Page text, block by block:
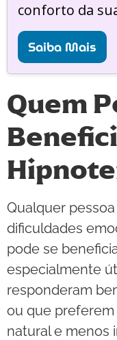
conforto da
Saiba Mais
Quem
Qualquer
dificuldades
pode se
especialmente
responderam
ou que
natural e menos